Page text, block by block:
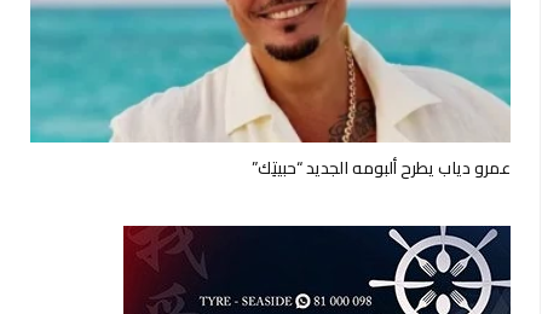
عمرو دياب يطرح ألبومه الجديد “حبيتِك”